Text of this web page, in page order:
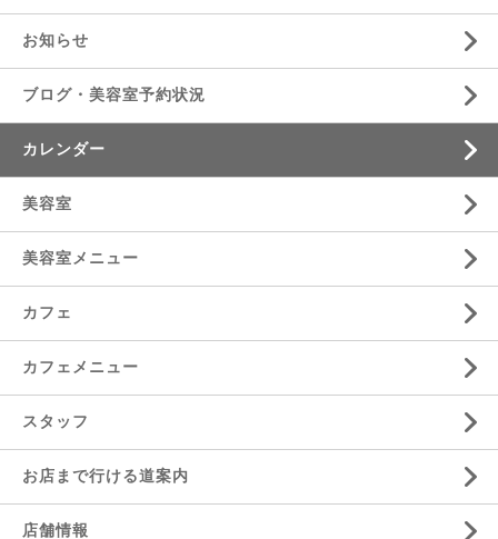
お知らせ
ブログ・美容室予約状況
カレンダー
美容室
美容室メニュー
カフェ
カフェメニュー
スタッフ
お店まで行ける道案内
店舗情報